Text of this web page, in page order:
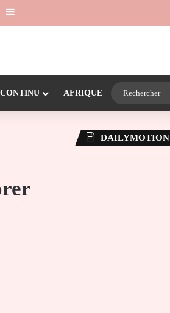
la chaîne 24heureinfo sur WhatsApp
Sidebar (barre latérale)
AFRIQUE
DAILYMOTION